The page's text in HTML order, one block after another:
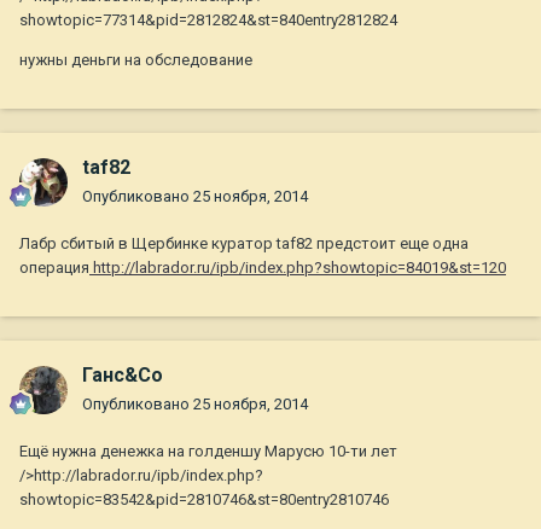
showtopic=77314&pid=2812824&st=840entry2812824
нужны деньги на обследование
taf82
Опубликовано 25 ноября, 2014
Лабр сбитый в Щербинке куратор taf82 предстоит еще одна
операция http://labrador.ru/ipb/index.php?showtopic=84019&st=120
Ганс&Co
Опубликовано 25 ноября, 2014
Ещё нужна денежка на голденшу Марусю 10-ти лет
/>http://labrador.ru/ipb/index.php?
showtopic=83542&pid=2810746&st=80entry2810746